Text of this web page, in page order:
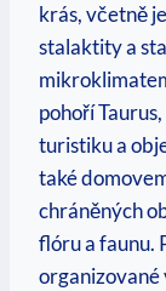
krás, včetně
stalaktity a
pohoří
turistiku a
také
chráněných
flóru a faunu.
organizované